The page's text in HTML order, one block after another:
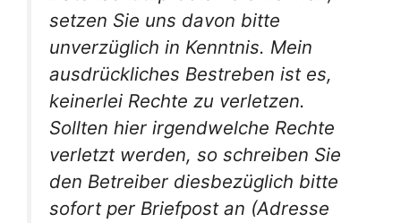
setzen Sie uns davon bitte
unverzüglich in Kenntnis. Mein
ausdrückliches Bestreben ist es,
keinerlei Rechte zu verletzen.
Sollten hier irgendwelche Rechte
verletzt werden, so schreiben Sie
den Betreiber diesbezüglich bitte
sofort per Briefpost an (Adresse